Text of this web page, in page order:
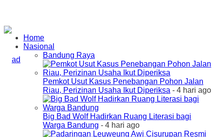
Home
Nasional
Bandung Raya
Pemkot Usut Kasus Penebangan Pohon Jalan
Riau, Perizinan Usaha Ikut Diperiksa - 4 hari ago
Big Bad Wolf Hadirkan Ruang Literasi bagi
Warga Bandung - 4 hari ago